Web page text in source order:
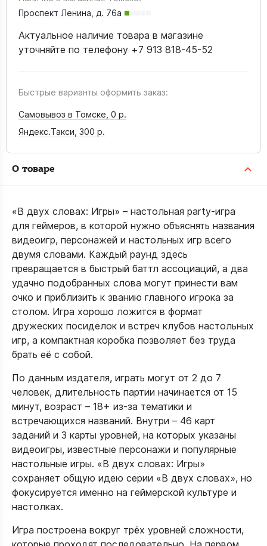
Проспект Ленина, д. 76а
Актуальное наличие товара в магазине
уточняйте по телефону +7 913 818-45-52
Быстрые варианты оформить заказ:
Самовывоз в Томске, 0 р.
Яндекс.Такси, 300 р.
О товаре
«В двух словах: Игры» – настольная party‑игра
для геймеров, в которой нужно объяснять названия
видеоигр, персонажей и настольных игр всего
двумя словами. Каждый раунд здесь
превращается в быстрый баттл ассоциаций, а два
удачно подобранных слова могут принести вам
очко и приблизить к званию главного игрока за
столом. Игра хорошо ложится в формат
дружеских посиделок и встреч клубов настольных
игр, а компактная коробка позволяет без труда
брать её с собой.​
По данным издателя, играть могут от 2 до 7
человек, длительность партии начинается от 15
минут, возраст – 18+ из‑за тематики и
встречающихся названий. Внутри – 46 карт
заданий и 3 карты уровней, на которых указаны
видеоигры, известные персонажи и популярные
настольные игры. «В двух словах: Игры»
сохраняет общую идею серии «В двух словах», но
фокусируется именно на геймерской культуре и
настолках.​
Игра построена вокруг трёх уровней сложности,